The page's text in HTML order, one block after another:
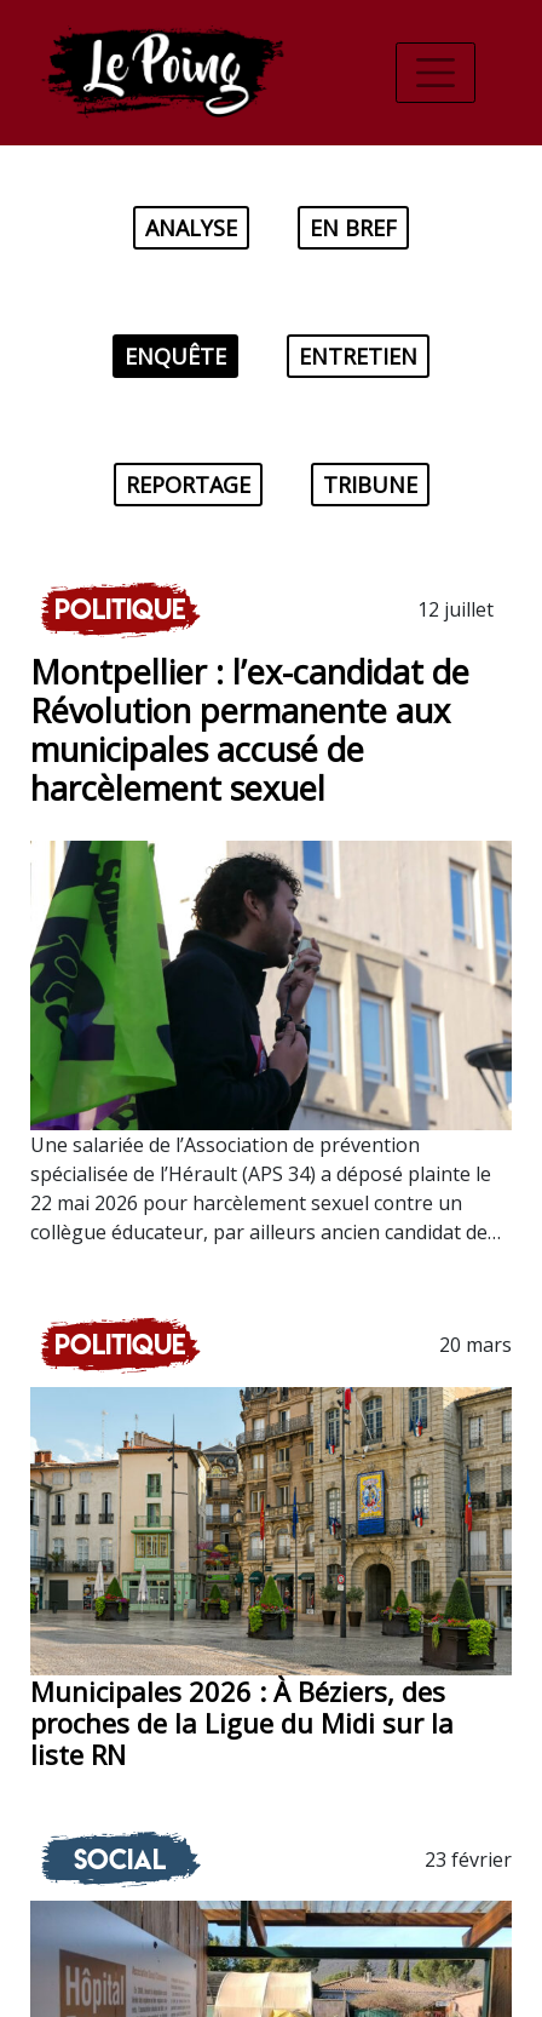
ANALYSE EN BREF
ENQUÊTE ENTRETIEN
REPORTAGE TRIBUNE
Politique 12 juillet
Montpellier : l’ex-candidat de
Révolution permanente aux
municipales accusé de
harcèlement sexuel
Une salariée de l’Association de prévention
spécialisée de l’Hérault (APS 34) a déposé plainte le
22 mai 2026 pour harcèlement sexuel contre un
collègue éducateur, par ailleurs ancien candidat de…
Politique 20 mars
Municipales 2026 : À Béziers, des
proches de la Ligue du Midi sur la
liste RN
Social 23 février